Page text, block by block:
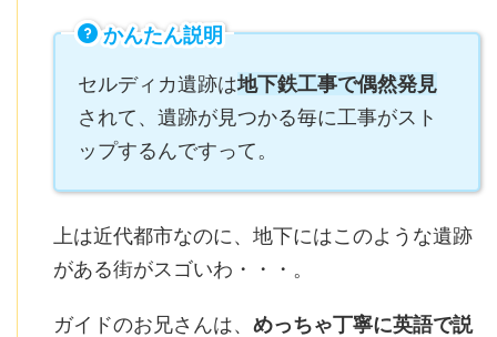
かんたん説明
セルディカ遺跡は地下鉄工事で偶然発見
されて、遺跡が見つかる毎に工事がスト
ップするんですって。
上は近代都市なのに、地下にはこのような遺跡
がある街がスゴいわ・・・。
ガイドのお兄さんは、 めっちゃ丁寧に英語で説